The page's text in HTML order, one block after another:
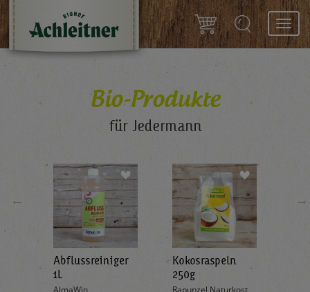
Bio-Produkte
für Jedermann
←
Abflussreiniger
1L
AlmaWin
Kokosraspeln
250g
Rapunzel Naturkost
→